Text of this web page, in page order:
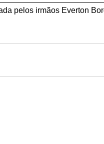
pelos irmãos Everton